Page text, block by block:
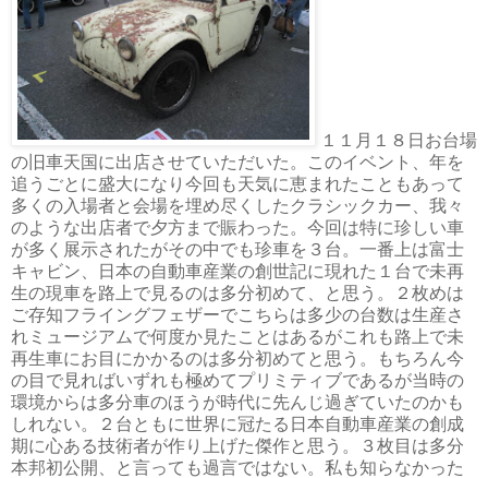
１１月１８日お台場
の旧車天国に出店させていただいた。このイベント、年を
追うごとに盛大になり今回も天気に恵まれたこともあって
多くの入場者と会場を埋め尽くしたクラシックカー、我々
のような出店者で夕方まで賑わった。今回は特に珍しい車
が多く展示されたがその中でも珍車を３台。一番上は富士
キャビン、日本の自動車産業の創世記に現れた１台で未再
生の現車を路上で見るのは多分初めて、と思う。２枚めは
ご存知フライングフェザーでこちらは多少の台数は生産さ
れミュージアムで何度か見たことはあるがこれも路上で未
再生車にお目にかかるのは多分初めてと思う。もちろん今
の目で見ればいずれも極めてプリミティブであるが当時の
環境からは多分車のほうが時代に先んじ過ぎていたのかも
しれない。２台ともに世界に冠たる日本自動車産業の創成
期に心ある技術者が作り上げた傑作と思う。３枚目は多分
本邦初公開、と言っても過言ではない。私も知らなかった